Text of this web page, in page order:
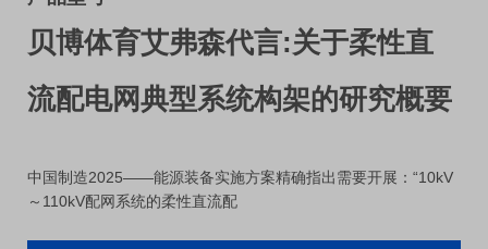
贝博体育艾弗森代言:关于柔性直
流配电网典型系统构架的研究概要
中国制造2025——能源装备实施方案精确指出需要开展：“10kV
～110kV配网系统的柔性直流配